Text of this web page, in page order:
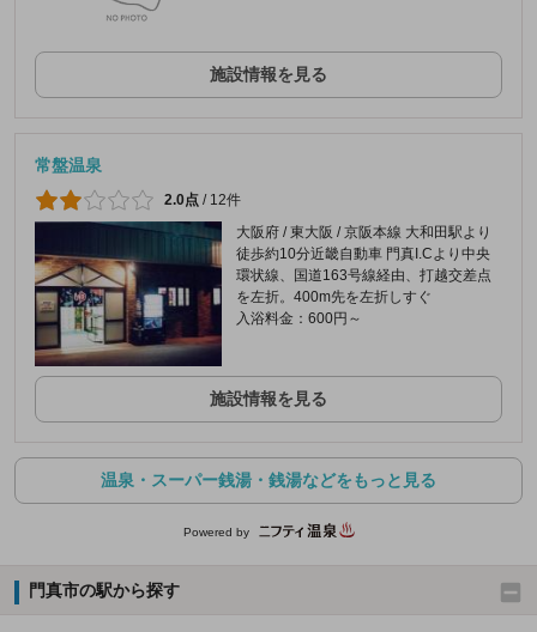
施設情報を見る
常盤温泉
2.0点 / 12件
大阪府 / 東大阪 / 京阪本線 大和田駅より
徒歩約10分近畿自動車 門真I.Cより中央
環状線、国道163号線経由、打越交差点
を左折。400m先を左折しすぐ
入浴料金：600円～
施設情報を見る
温泉・スーパー銭湯・銭湯などをもっと見る
Powered by
門真市の駅から探す